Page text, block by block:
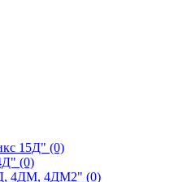
15Д" (0)
(0)
4ДМ, 4ДМ2" (0)